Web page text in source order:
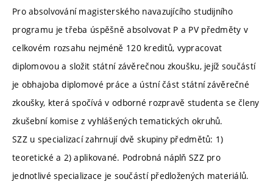
Pro absolvování magisterského navazujícího studijního
programu je třeba úspěšně absolvovat P a PV předměty v
celkovém rozsahu nejméně 120 kreditů, vypracovat
diplomovou a složit státní závěrečnou zkoušku, jejíž součástí
je obhajoba diplomové práce a ústní část státní závěrečné
zkoušky, která spočívá v odborné rozpravě studenta se členy
zkušební komise z vyhlášených tematických okruhů.
SZZ u specializací zahrnují dvě skupiny předmětů: 1)
teoretické a 2) aplikované. Podrobná náplň SZZ pro
jednotlivé specializace je součástí předložených materiálů.